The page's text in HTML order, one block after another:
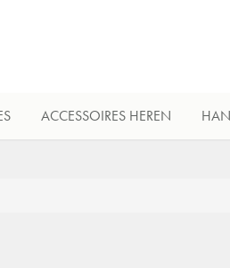
ACCESSOIRES HEREN